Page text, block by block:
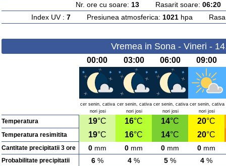
Nr. ore cu soare: 13Rasarit soare: 06:20
Index UV : 7Presiunea atmosferica: 1021hpa
Vremea in Sona - Vineri -
00:00 03:00 06:00 09:00
cer senin, cativa
nori josi
cer senin, cativa
nori josi
cer senin, cativa
nori josi
cer senin, cativa
nori josi
Temperatura 19°C 16°C 14°C 20°C
Temperatura resimitita 19°C 16°C 14°C 20°C
Cantitate precipitatii 3 ore 0 mm 0 mm 0 mm 0 mm
Probabilitate precipitatii 6 % 4 % 5 % 4 %